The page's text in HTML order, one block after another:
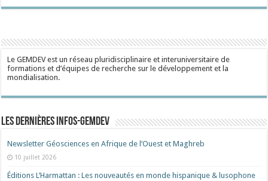
Le GEMDEV est un réseau pluridisciplinaire et interuniversitaire de
formations et d’équipes de recherche sur le développement et la
mondialisation.
Les dernières Infos-Gemdev
Newsletter Géosciences en Afrique de l’Ouest et Maghreb
10 juillet 2026
Éditions L’Harmattan : Les nouveautés en monde hispanique & lusophone